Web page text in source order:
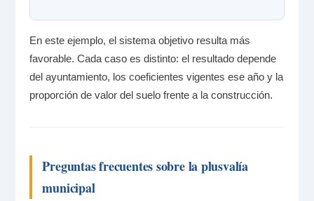
En este ejemplo, el sistema objetivo resulta más
favorable. Cada caso es distinto: el resultado depende
del ayuntamiento, los coeficientes vigentes ese año y la
proporción de valor del suelo frente a la construcción.
Preguntas frecuentes sobre la plusvalía
municipal